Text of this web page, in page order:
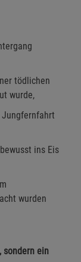
tödlichen
wurde,
ins Eis
wurden
sondern ein